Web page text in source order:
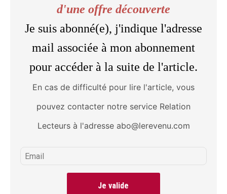
d'une offre découverte
Je suis abonné(e), j'indique l'adresse
mail associée à mon abonnement
pour accéder à la suite de l'article.
En cas de difficulté pour lire l'article, vous
pouvez contacter notre service Relation
Lecteurs à l'adresse abo@lerevenu.com
Je valide